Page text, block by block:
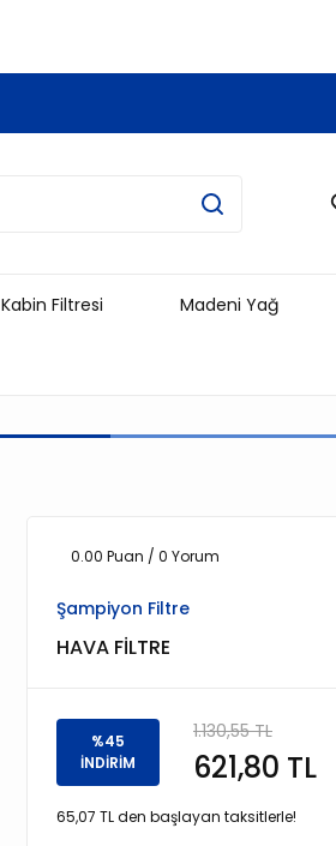
Kabin Filtresi Madeni Yağ
0.00 Puan / 0 Yorum
Şampiyon Filtre
HAVA FİLTRE
%45
İNDİRİM
1.130,55 TL
621,80 TL
65,07 TL den başlayan taksitlerle!